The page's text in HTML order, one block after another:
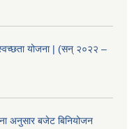
स्वच्छता योजना | (सन् २०२२ –
अनुसार बजेट बिनियोजन